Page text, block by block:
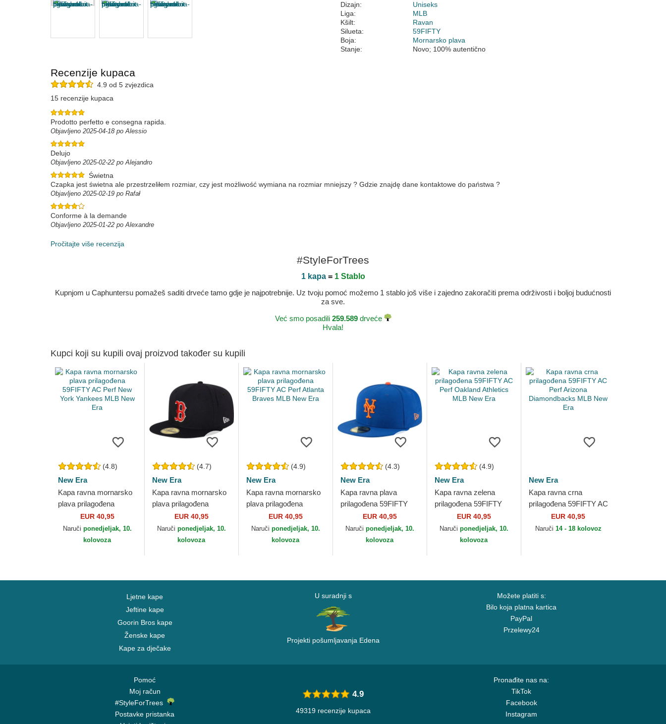
Dizajn:
Uniseks
Liga:
MLB
Kšilt:
Ravan
Silueta:
59FIFTY
Boja:
Mornarsko plava
Stanje:
Novo; 100% autentično
Recenzije kupaca
4.9 od 5 zvjezdica
15 recenzije kupaca
Prodotto perfetto e consegna rapida.
Objavljeno 2025-04-18 po Alessio
Delujo
Objavljeno 2025-02-22 po Alejandro
Świetna
Czapka jest świetna ale przestrzeliłem rozmiar, czy jest możliwość wymiana na rozmiar mniejszy ? Gdzie znajdę dane kontaktowe do państwa ?
Objavljeno 2025-02-19 po Rafał
Conforme à la demande
Objavljeno 2025-01-22 po Alexandre
Pročitajte više recenzija
#StyleForTrees
1 kapa= 1 Stablo
Kupnjom u Caphuntersu pomažeš saditi drveće tamo gdje je najpotrebnije. Uz tvoju pomoć možemo 1 stablo još više i zajedno zakoračiti prema održivosti i boljoj budućnosti
za sve.
Već smo posadili 259.589drveće
Hvala!
Kupci koji su kupili ovaj proizvod također su kupili
(4.8)
New Era
Kapa ravna mornarsko
plava prilagođena
59FIFTY AC Perf New
York Yankees MLB
New Era
EUR 40,95
Naruči ponedjeljak, 10.
kolovoza
(4.7)
New Era
Kapa ravna mornarsko
plava prilagođena
59FIFTY AC Perf
Boston Red Sox MLB
New Era
EUR 40,95
Naruči ponedjeljak, 10.
kolovoza
(4.9)
New Era
Kapa ravna mornarsko
plava prilagođena
59FIFTY AC Perf
Atlanta Braves MLB
New Era
EUR 40,95
Naruči ponedjeljak, 10.
kolovoza
(4.3)
New Era
Kapa ravna plava
prilagođena 59FIFTY
AC Perf New York Mets
MLB New Era
EUR 40,95
Naruči ponedjeljak, 10.
kolovoza
(4.9)
New Era
Kapa ravna zelena
prilagođena 59FIFTY
AC Perf Oakland
Athletics MLB New Era
EUR 40,95
Naruči ponedjeljak, 10.
kolovoza
New Era
Kapa ravna crna
prilagođena 59FIFTY AC
Perf Arizona
Diamondbacks MLB
EUR 40,95
Naruči 14 - 18 kolovoz
Ljetne kape
Jeftine kape
Goorin Bros kape
Ženske kape
Kape za dječake
U suradnji s
Projekti pošumljavanja Edena
Možete platiti s:
Bilo koja platna kartica
PayPal
Przelewy24
Pomoć
Moj račun
#StyleForTrees
Postavke pristanka
Pronađite nas na:
TikTok
Facebook
Instagram
4.9
49319 recenzije kupaca